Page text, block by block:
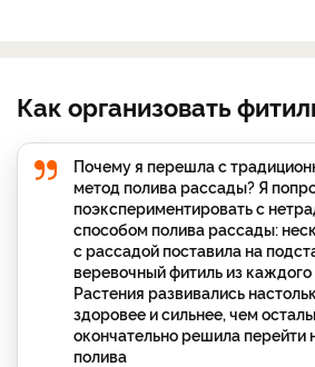
Как организовать
Почему я перешла с
метод полива рассады? Я
поэкспериментировать с
способом полива рассады:
с рассадой поставила на
веревочный фитиль из
Растения развивались
здоровее и сильнее, чем
окончательно решила перейти
полива